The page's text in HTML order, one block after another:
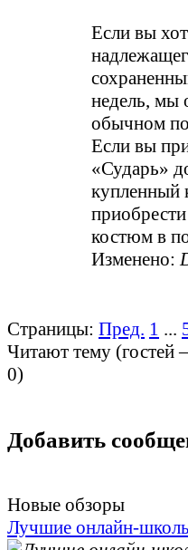
Если вы
недель, мы
обычном
Если вы
«Сударь»
купленный
костюм в
Изменено:
Страницы: Пред. 1 ...
Читают тему (гостей
0)
Добавить
Новые обзоры
Лучшие онлайн-